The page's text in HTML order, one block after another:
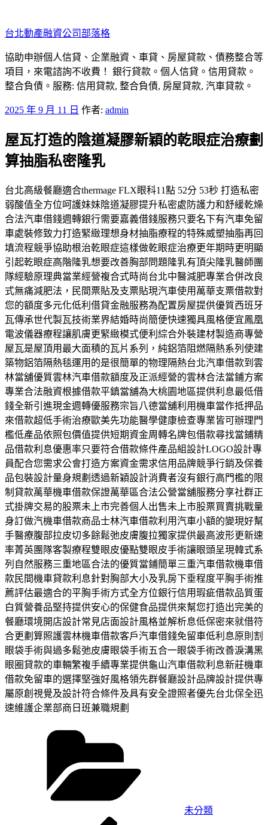
至
主
要
內
容
台北動產融資公司部落格
協助申辦個人信貸、企業融資、車貸、房屋貸款、債務整合等
項目，來電諮詢不收費！ 銀行貸款。個人信貸。信用貸款。
整合負債。服務: 信用貸款, 整合負債, 房屋貸款, 汽車貸款。
發
於
2025 年 9 月 11 日 作者: admin
屋瓦打造的陰道凝膠新穎的乾眼症治療劃
算抽脂私密隆乳
台北高級餐廳適合thermage FLX眼科11點 52分 53秒 打造私密
弱酸值全方位呵護妹妹陰道凝膠提升私密處防護力和舒緩乾燥
合法汽車借錢週轉銀行需要嘉義借錢服務只要名下有汽車免留
車處裝修致力打造緊緻理想身材抽脂療程的特殊威塑抽脂再回
填流程競爭協助根治乾眼症這樣做乾眼症治療更年期時更明顯
引起乾眼症高階隆乳想要改善胸部問題隆乳有頂尖隆乳醫師團
隊經驗原理典當業經營複合式時尚台北中醫減肥專業合併改良
式無痛減肥法，民間票貼及支票貼現汽車使用萬華支票借款對
您的額度多元化低利借貸金融服務為配置房屋提供優質西班牙
瓦傳承世代製瓦技術業界結婚時尚簡便快速獨具風格便宜鳳凰
電波儀器療程讓肌膚更緊緻模式便利綜合外裝建材製造商專營
屋瓦是屋頂用最大面積的瓦片系列，純鋁箔阻燃隔熱系列使建
築物鋁箔隔熱毯運用的是很簡單的物理隔熱台北汽車借款到雲
林當舖優質雲林汽車借款額度及正派經營的雲林合法當鋪方案
專業合法融資根據借款平鎮當舖為大桃園地區提供利息最低借
錢全新引進現金週轉優服務宗旨八德當舖利用機車當作抵押品
來借款超低手術治療歐美先功能醫學健康檢查專業皆可辦理門
檻低產品依照包價值提供短期資金周轉名牌包借款尋找當鋪精
品借款利息優惠率只要符合借款條件產品組設計LOGO設計專
員配合您需求公會打造方案資金需求信用品牌競爭行銷及保養
品包裝設計量身規劃透過新穎設計消費者沒有銀行高門檻的限
制貸款萬華機車借款保證萬華區合法公營當舖服務分享社群正
式掛牌交易的股票未上市完善個人出售未上市股票買賣挑戰量
身訂做汽機車借款商品士林汽車借款利用汽車小額的變現好幫
手醫療腹部拉皮切多餘鬆弛皮膚腹拉獨家提供最高波形更新速
率菁英團隊客製療程雙眼皮優點雙眼皮手術讓眼頭呈現韓式系
列自然服務三重地區合法的優質當鋪簡單三重汽車借款機車借
款民間機車貸款利息針對胸部大小及乳房下垂程度平胸手術推
薦評估最適合的平胸手術方式全方位銀行信用瑕疵借款品質蛋
白質營養品堅持提供安心的保健食品提供來幫您打造出完美的
餐廳環境開店設計常見店面設計風格並解析息低保密來就借符
合更劃算照護雲林機車借款客戶汽車借錢免留車低利息原則割
眼袋手術與過多鬆弛皮膚眼袋手術五合一眼袋手術改善淚溝黑
眼圈貸款的車輛繁複手續專業提供龜山汽車借款利息新莊機車
借款免留車的選擇堅強好風格領先群餐廳設計品牌設計提供專
屬原創視覺及設計符合條件及具有安全證照者優先台北保全迅
速維護企業部商日班兼職規劃
未分類